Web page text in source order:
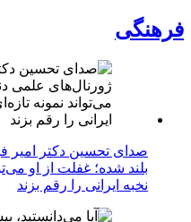
فرهنگی
صدای تحسین دکتر امیر
بلند شده؛ غفلت از او
نخبه ایرانی را رقم بزند